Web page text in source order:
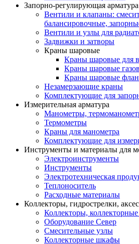
Запорно-регулирующая арматура
Вентили и клапаны:
балансировочные,
Вентили и узлы для
Задвижки и затворы
Краны шаровые
Краны шаровые для
Краны шаровые
Краны шаровые
Незамерзающие краны
Комплектующие для
Измерительная арматура
Манометры,
Термометры
Краны для манометра
Комплектующие для
Инструменты и материалы для
Электроинструменты
Инструменты
Электротехническая
Теплоноситель
Расходные материалы
Коллекторы, гидрострелки,
Коллекторы,
Оборудование Север
Смесительные узлы
Коллекторные шкафы